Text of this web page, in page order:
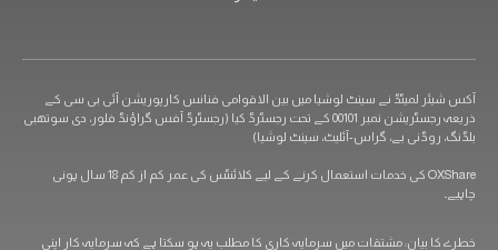
آکس شیئر لمیٹڈ نے سینٹ لوشیا میں بین الاقوامی فنانس کارپوریشن آئی بی سی کے
ذریعہ رجسٹریشن نمبر 00101 کے تحت رجسٹرڈ کیا (رجسٹرڈ آفس گراؤنڈ فلور، دی سوتھبی
بلڈنگ، روڈنی بے، گراس-آئلیٹ، سینٹ لوشیا)
OXShare کی خدمات استعمال کرنے کے لیے کلائنٹس کی عمر کم از کم 18 سال ہونی
چاہیے۔
خطرے کا بیان: مشتقات میں سرمایہ کاری کا مطلب یہ ہو سکتا ہے کہ سرمایہ کار اپنی